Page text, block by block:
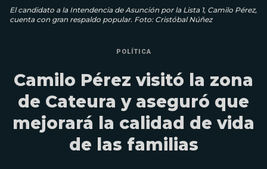
El candidato a la Intendencia de Asunción por la Lista 1, Camilo Pérez,
cuenta con gran respaldo popular. Foto: Cristóbal Núñez
POLÍTICA
Camilo Pérez visitó la zona
de Cateura y aseguró que
mejorará la calidad de vida
de las familias